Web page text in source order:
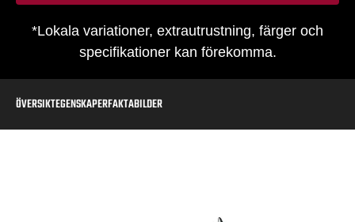
*Lokala variationer, extrautrustning, färger och
specifikationer kan förekomma.
ÖVERSIKTEGENSKAPERFAKTABILDER